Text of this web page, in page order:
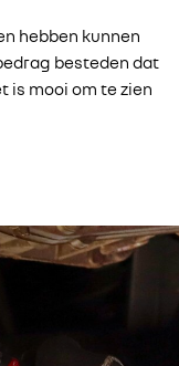
hebben kunnen
besteden dat
is mooi om te zien